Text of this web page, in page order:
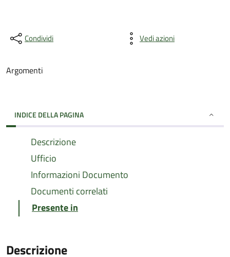
Condividi Vedi azioni
Argomenti
INDICE DELLA PAGINA
Descrizione
Ufficio
Informazioni Documento
Documenti correlati
Presente in
Descrizione